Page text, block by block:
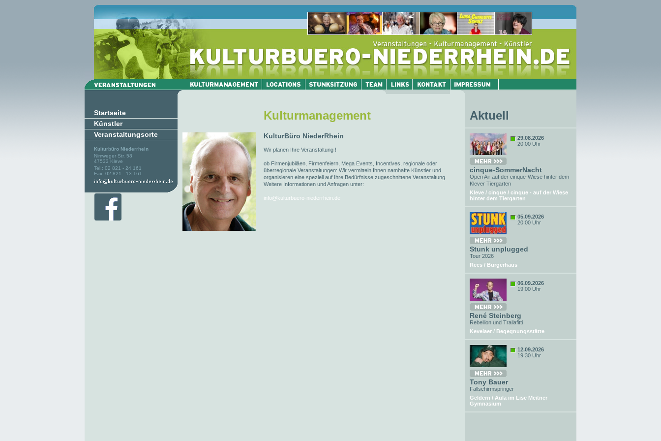
Startseite
Künstler
Veranstaltungsorte
Kulturbüro Niederrhein
Nimweger Str. 58
47533 Kleve
Tel.: 02 821 - 24 161
Fax: 02 821 - 13 161
Kulturmanagement
KulturBüro NiederRhein
Wir planen Ihre Veranstaltung !
ob Firmenjubiläen, Firmenfeiern, Mega Events, Incentives, regionale oder
überregionale Veranstaltungen: Wir vermitteln Ihnen namhafte Künstler und
organisieren eine speziell auf Ihre Bedürfnisse zugeschnittene Veranstaltung.
Weitere Informationen und Anfragen unter:
info@kulturbuero-niederrhein.de
Aktuell
29.08.2026
20:00 Uhr
cinque-SommerNacht
Open Air auf der cinque-Wiese hinter dem
Klever Tiergarten
Kleve / cinque / cinque - auf der Wiese
hinter dem Tiergarten
05.09.2026
20:00 Uhr
Stunk unplugged
Tour 2026
Rees / Bürgerhaus
06.09.2026
19:00 Uhr
René Steinberg
Rebellion und Trallafitti
Kevelaer / Begegnungsstätte
12.09.2026
19:30 Uhr
Tony Bauer
Fallschirmspringer
Geldern / Aula im Lise Meitner
Gymnasium